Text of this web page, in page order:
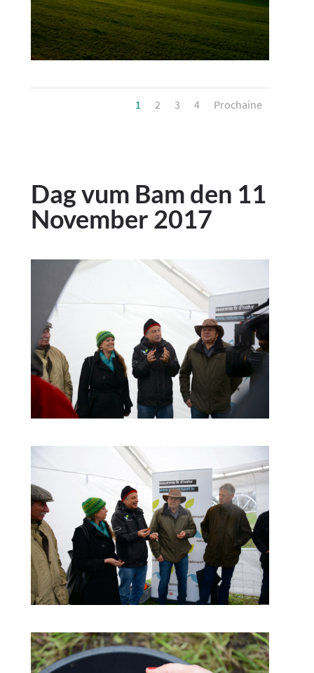
1 2 3 4 Prochaine
Dag vum Bam den 11
November 2017